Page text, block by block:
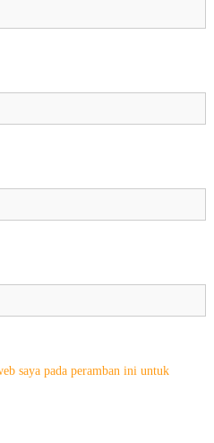
saya pada peramban ini untuk